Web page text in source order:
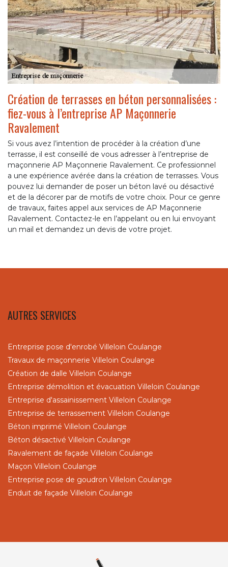
Création de terrasses en béton personnalisées :
fiez-vous à l’entreprise AP Maçonnerie
Ravalement
Si vous avez l’intention de procéder à la création d’une
terrasse, il est conseillé de vous adresser à l’entreprise de
maçonnerie AP Maçonnerie Ravalement. Ce professionnel
a une expérience avérée dans la création de terrasses. Vous
pouvez lui demander de poser un béton lavé ou désactivé
et de la décorer par de motifs de votre choix. Pour ce genre
de travaux, faites appel aux services de AP Maçonnerie
Ravalement. Contactez-le en l’appelant ou en lui envoyant
un mail et demandez un devis de votre projet.
AUTRES SERVICES
Entreprise pose d'enrobé Villeloin Coulange
Travaux de maçonnerie Villeloin Coulange
Création de dalle Villeloin Coulange
Entreprise démolition et évacuation Villeloin Coulange
Entreprise d'assainissement Villeloin Coulange
Entreprise de terrassement Villeloin Coulange
Béton imprimé Villeloin Coulange
Béton désactivé Villeloin Coulange
Ravalement de façade Villeloin Coulange
Maçon Villeloin Coulange
Entreprise pose de goudron Villeloin Coulange
Enduit de façade Villeloin Coulange